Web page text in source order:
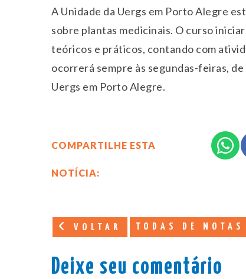
A Unidade da Uergs em Porto Alegre
sobre plantas medicinais. O curso
teóricos e práticos, contando com
ocorrerá sempre às segundas-feiras,
Uergs em Porto Alegre.
COMPARTILHE ESTA
NOTÍCIA:
VOLTAR TODAS DE
Deixe seu comentário